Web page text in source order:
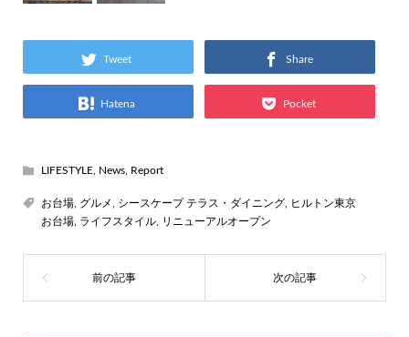
Tweet Share
Hatena Pocket
LIFESTYLE, News, Report
お台場, グルメ シースケープ テラス・ダイニング,
ヒルトン東京
お台場, ライフスタイル, リニューアルオープン